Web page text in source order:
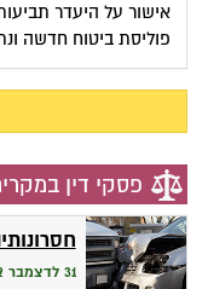
אישור על היעדר
פוליסת ביטוח חדשה
פסקי דין
31 לדצמבר 1992